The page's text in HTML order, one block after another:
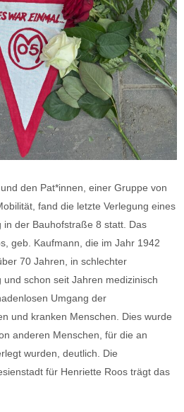
den Pat*innen, einer Gruppe von
fand die letzte Verlegung eines
in der Bauhofstraße 8 statt. Das
geb. Kaufmann, die im Jahr 1942
70 Jahren, in schlechter
schon seit Jahren medizinisch
Umgang der
und kranken Menschen. Dies wurde
anderen Menschen, für die an
wurden, deutlich. Die
für Henriette Roos trägt das